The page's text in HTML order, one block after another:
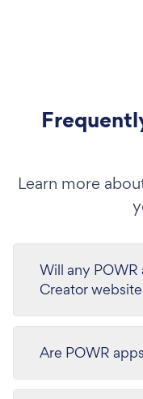
Learn more
Will any
Creator
Are POWR